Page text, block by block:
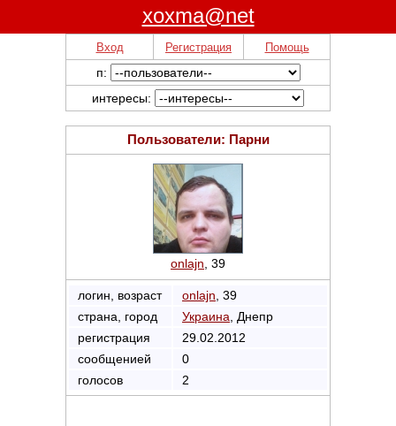
xoxma@net
Вход Регистрация Помощь
п:
интересы:
Пользователи: Парни
onlajn , 39
логин, возраст onlajn , 39
страна, город
Украина , Днепр
регистрация
29.02.2012
сообщенией
0
голосов
2